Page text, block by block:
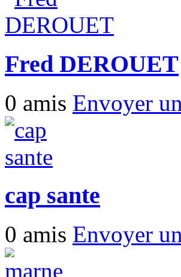
Fred DEROUET
0 amis Envoyer
cap sante
0 amis Envoyer